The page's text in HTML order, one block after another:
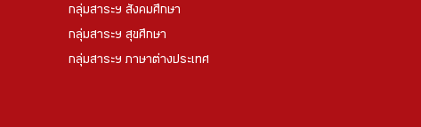
กลุ่มสาระฯ สังคมศึกษา
กลุ่มสาระฯ สุขศึกษา
กลุ่มสาระฯ ภาษาต่างประเทศ